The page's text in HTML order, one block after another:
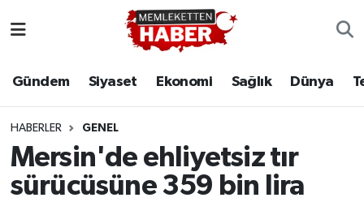
Gündem Siyaset Ekonomi Sağlık Dünya
HABERLER GENEL
Mersin'de ehliyetsiz tır
sürücüsüne 359 bin lira